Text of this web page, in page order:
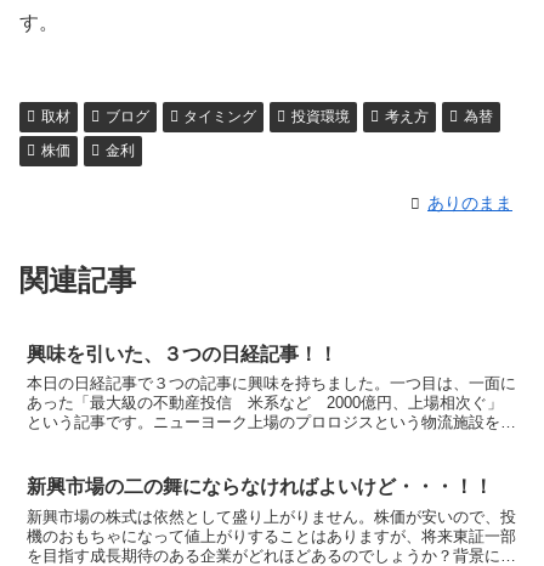
す。
取材 ブログ タイミング 投資環境 考え方
為替
株価
金利
ありのまま
関連記事
興味を引いた、３つの日経記事！！
本日の日経記事で３つの記事に興味を持ちました。一つ目は、一面に
あった「最大級の不動産投信 米系など 2000億円、上場相次ぐ」
という記事です。ニューヨーク上場のプロロジスという物流施設を運
新興市場の二の舞にならなければよいけど・・・！！
新興市場の株式は依然として盛り上がりません。株価が安いので、投
機のおもちゃになって値上がりすることはありますが、将来東証一部
を目指す成長期待のある企業がどれほどあるのでしょうか？背景に